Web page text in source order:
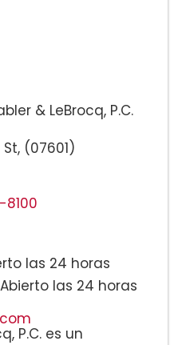
& LeBrocq, P.C.
(07601)
8100
las 24 horas
las 24 horas
P.C. es un